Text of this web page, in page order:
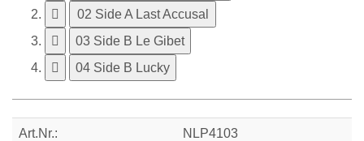
02 Side A Last Accusal
03 Side B Le Gibet
04 Side B Lucky
Art.Nr.: NLP4103